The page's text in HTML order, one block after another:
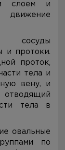
слоем и
движение
сосуды
и протоки.
проток,
тела и
вену, и
отводящий
тела в
овальные
по